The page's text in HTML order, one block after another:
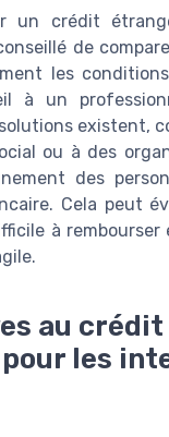
un crédit
de
les
à un
existent,
ou à des
des
Cela peut
à rembourser
au crédit
pour les